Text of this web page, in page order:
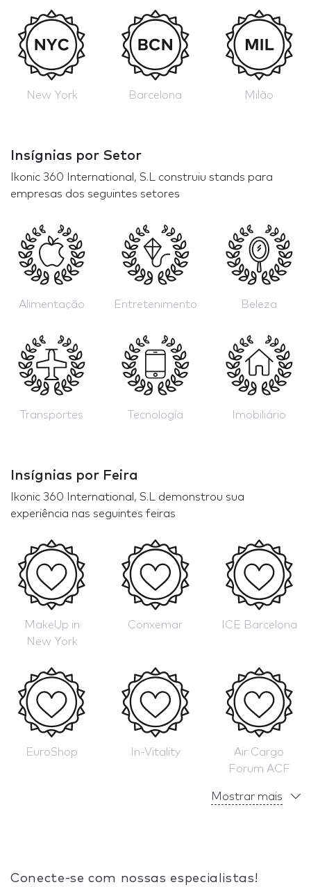
New York Barcelona Milão
Insígnias por Setor
Ikonic 360 International, S.L construiu stands para
empresas dos seguintes setores
Alimentação Entretenimento Beleza
Transportes Tecnología Imobiliário
Insígnias por Feira
Ikonic 360 International, S.L demonstrou sua
experiência nas seguintes feiras
MakeUp in
New York
Conxemar ICE Barcelona
EuroShop In-Vitality
Air Cargo
Forum ACF
Mostrar mais
Conecte-se com nossas especialistas!